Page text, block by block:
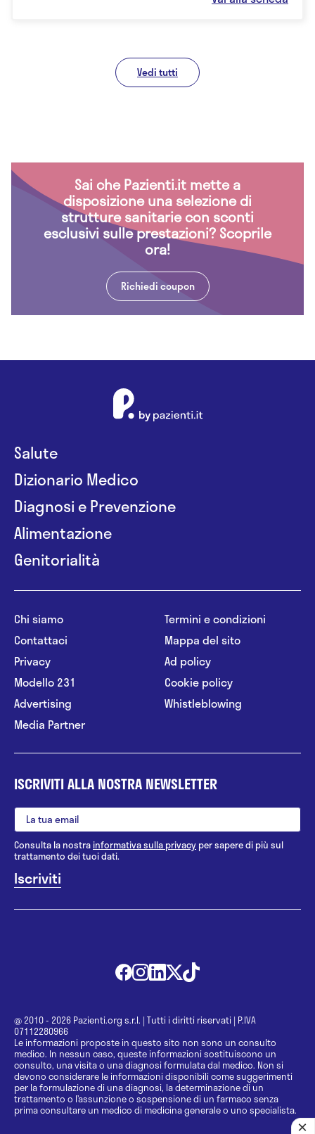
Vedi tutti
Sai che Pazienti.it mette a
disposizione una selezione di
strutture sanitarie con sconti
esclusivi sulle prestazioni? Scoprile
ora!
Richiedi coupon
Salute
Dizionario Medico
Diagnosi e Prevenzione
Alimentazione
Genitorialità
Chi siamo
Contattaci
Privacy
Modello 231
Advertising
Media Partner
Termini e condizioni
Mappa del sito
Ad policy
Cookie policy
Whistleblowing
ISCRIVITI ALLA NOSTRA NEWSLETTER
Consulta la nostrainformativa sulla privacy per sapere di più sul
trattamento dei tuoi dati.
@ 2010 - 2026 Pazienti.org s.r.l. | Tutti i diritti riservati | P.IVA
07112280966
Le informazioni proposte in questo sito non sono un consulto
medico. In nessun caso, queste informazioni sostituiscono un
consulto, una visita o una diagnosi formulata dal medico. Non si
devono considerare le informazioni disponibili come suggerimenti
per la formulazione di una diagnosi, la determinazione di un
trattamento o l’assunzione o sospensione di un farmaco senza
prima consultare un medico di medicina generale o uno specialista.